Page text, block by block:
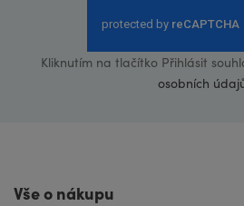
Kliknutím na tlačítko Přihlásit
osobních
Vše o nákupu